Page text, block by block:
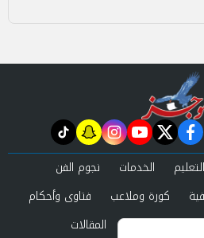
facebook
twitter
youtube
instagram
snapchat
tiktok
الخدمات
نجوم الفن
كورة وملاعب
فتاوى وأحكام
حوادث ومحاكم المقالات